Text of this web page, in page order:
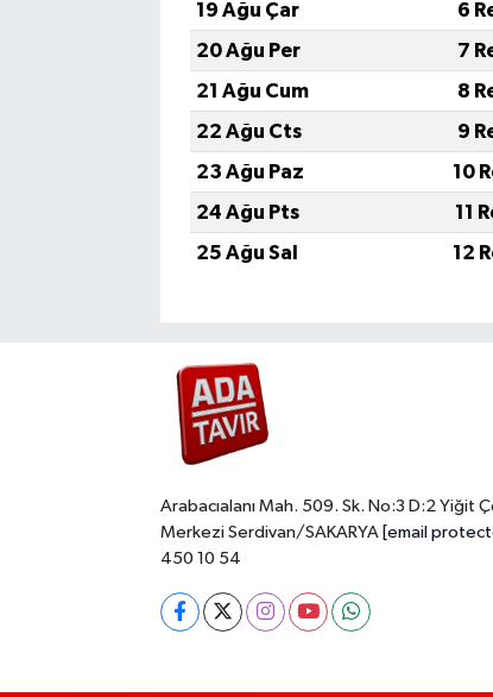
19 Ağu Çar
6
20 Ağu Per
7
21 Ağu Cum
8
22 Ağu Cts
9
23 Ağu Paz
10
24 Ağu Pts
11
25 Ağu Sal
12
Arabacıalanı Mah. 509. Sk. No:3 D:2 Yiğit
Merkezi Serdivan/SAKARYA [email
450 10 54